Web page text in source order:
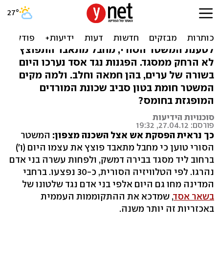
סוריה: לפחות 10 נהרגו
בפיצוצים בבירה דמשק
לטענת המשטר הסורי, מחבל מתאבד התפוצץ
לא הרחק ממסגד. הפגנות נגד אסד נערכו היום
בשורה של ערים, בהן חמאה וחלב. ולמה מקים
המשטר חומת בטון סביב שכונת המורדים
המופגזת בחומס?
סוכנויות הידיעות
פורסם: 27.04.12, 19:32
כך נראית הפסקת אש אצל השכנה מצפון: המשטר
הסורי טוען כי מחבל מתאבד פוצץ את עצמו היום (ו')
ברחוב ליד מסגד בבירה דמשק, ולפחות עשרה בני אדם
נהרגו. לפי הטלוויזיה הסורית, כ-30 נפצעו. ברחבי
המדינה מחו גם היום אלפי בני אדם נגד שלטונו של
בשאר אסד, שמדכא את ההתקוממות העממית
באכזריות זה יותר משנה.